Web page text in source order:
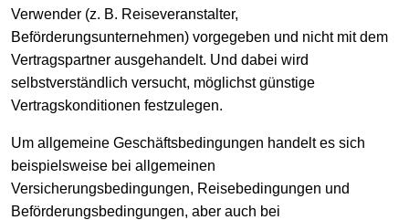
Verwender (z. B. Reiseveranstalter,
Beförderungsunternehmen) vorgegeben und nicht mit dem
Vertragspartner ausgehandelt. Und dabei wird
selbstverständlich versucht, möglichst günstige
Vertragskonditionen festzulegen.
Um allgemeine Geschäftsbedingungen handelt es sich
beispielsweise bei allgemeinen
Versicherungsbedingungen, Reisebedingungen und
Beförderungsbedingungen, aber auch bei